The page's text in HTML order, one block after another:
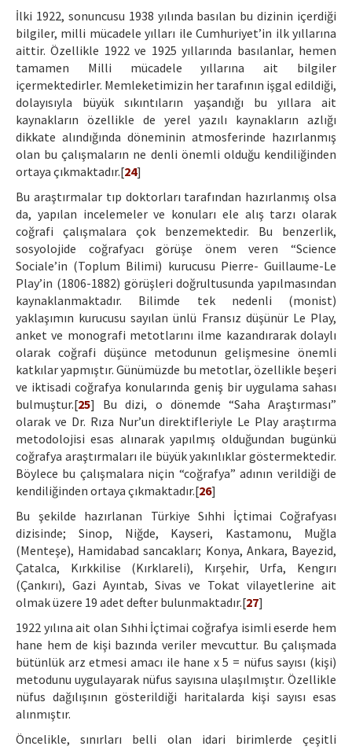
İlki 1922, sonuncusu 1938 yılında basılan bu dizinin içerdiği
bilgiler, milli mücadele yılları ile Cumhuriyet’in ilk yıllarına
aittir. Özellikle 1922 ve 1925 yıllarında basılanlar, hemen
tamamen Milli mücadele yıllarına ait bilgiler
içermektedirler. Memleketimizin her tarafının işgal edildiği,
dolayısıyla büyük sıkıntıların yaşandığı bu yıllara ait
kaynakların özellikle de yerel yazılı kaynakların azlığı
dikkate alındığında döneminin atmosferinde hazırlanmış
olan bu çalışmaların ne denli önemli olduğu kendiliğinden
ortaya çıkmaktadır.[24]
Bu araştırmalar tıp doktorları tarafından hazırlanmış olsa
da, yapılan incelemeler ve konuları ele alış tarzı olarak
coğrafi çalışmalara çok benzemektedir. Bu benzerlik,
sosyolojide coğrafyacı görüşe önem veren “Science
Sociale’in (Toplum Bilimi) kurucusu Pierre- Guillaume-Le
Play’in (1806-1882) görüşleri doğrultusunda yapılmasından
kaynaklanmaktadır. Bilimde tek nedenli (monist)
yaklaşımın kurucusu sayılan ünlü Fransız düşünür Le Play,
anket ve monografi metotlarını ilme kazandırarak dolaylı
olarak coğrafi düşünce metodunun gelişmesine önemli
katkılar yapmıştır. Günümüzde bu metotlar, özellikle beşeri
ve iktisadi coğrafya konularında geniş bir uygulama sahası
bulmuştur.[25] Bu dizi, o dönemde “Saha Araştırması”
olarak ve Dr. Rıza Nur’un direktifleriyle Le Play araştırma
metodolojisi esas alınarak yapılmış olduğundan bugünkü
coğrafya araştırmaları ile büyük yakınlıklar göstermektedir.
Böylece bu çalışmalara niçin “coğrafya” adının verildiği de
kendiliğinden ortaya çıkmaktadır.[26]
Bu şekilde hazırlanan Türkiye Sıhhi İçtimai Coğrafyası
dizisinde; Sinop, Niğde, Kayseri, Kastamonu, Muğla
(Menteşe), Hamidabad sancakları; Konya, Ankara, Bayezid,
Çatalca, Kırkkilise (Kırklareli), Kırşehir, Urfa, Kengırı
(Çankırı), Gazi Ayıntab, Sivas ve Tokat vilayetlerine ait
olmak üzere 19 adet defter bulunmaktadır.[27]
1922 yılına ait olan Sıhhi İçtimai coğrafya isimli eserde hem
hane hem de kişi bazında veriler mevcuttur. Bu çalışmada
bütünlük arz etmesi amacı ile hane x 5 = nüfus sayısı (kişi)
metodunu uygulayarak nüfus sayısına ulaşılmıştır. Özellikle
nüfus dağılışının gösterildiği haritalarda kişi sayısı esas
alınmıştır.
Öncelikle, sınırları belli olan idari birimlerde çeşitli